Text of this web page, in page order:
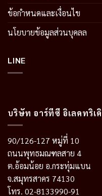
ข้อกำหนดและเงื่อนไข
นโยบายข้อมูลส่วนบุคลล
LINE
บริษัท อาร์ทีซี อิเลคทริเ
90/126-127 หมู่ที่ 10
ถนนพุทธมณฑลสาย 4
ต.อ้อมน้อย อ.กระทุ่มแบน
จ.สมุทรสาคร 74130
โทร. 02-8133990-91